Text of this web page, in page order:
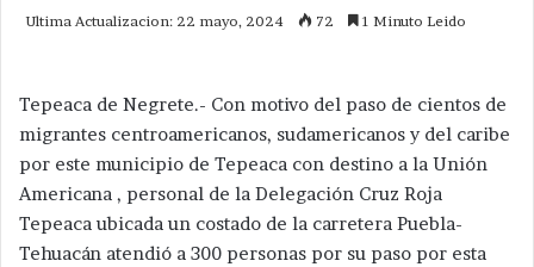
Ultima Actualizacion: 22 mayo, 2024 72 1 Minuto Leido
Tepeaca de Negrete.- Con motivo del paso de cientos de
migrantes centroamericanos, sudamericanos y del caribe
por este municipio de Tepeaca con destino a la Unión
Americana , personal de la Delegación Cruz Roja
Tepeaca ubicada un costado de la carretera Puebla-
Tehuacán atendió a 300 personas por su paso por esta